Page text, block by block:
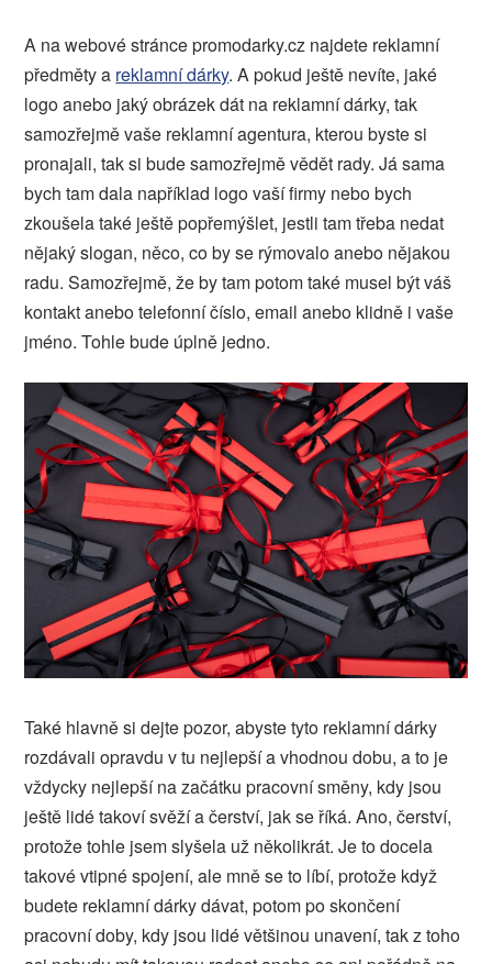
A na webové stránce promodarky.cz najdete reklamní
předměty a reklamní dárky. A pokud ještě nevíte, jaké
logo anebo jaký obrázek dát na reklamní dárky, tak
samozřejmě vaše reklamní agentura, kterou byste si
pronajali, tak si bude samozřejmě vědět rady. Já sama
bych tam dala například logo vaší firmy nebo bych
zkoušela také ještě popřemýšlet, jestli tam třeba nedat
nějaký slogan, něco, co by se rýmovalo anebo nějakou
radu. Samozřejmě, že by tam potom také musel být váš
kontakt anebo telefonní číslo, email anebo klidně i vaše
jméno. Tohle bude úplně jedno.
Také hlavně si dejte pozor, abyste tyto reklamní dárky
rozdávali opravdu v tu nejlepší a vhodnou dobu, a to je
vždycky nejlepší na začátku pracovní směny, kdy jsou
ještě lidé takoví svěží a čerství, jak se říká. Ano, čerství,
protože tohle jsem slyšela už několikrát. Je to docela
takové vtipné spojení, ale mně se to líbí, protože když
budete reklamní dárky dávat, potom po skončení
pracovní doby, kdy jsou lidé většinou unavení, tak z toho